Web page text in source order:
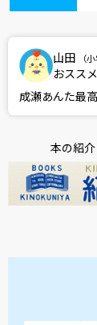
山田 （
おスス
成瀬あんた最
本の紹